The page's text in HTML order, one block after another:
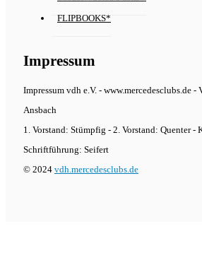
FLIPBOOKS*
Impressum
Impressum vdh e.V. - www.mercedesclubs.de
Ansbach
1. Vorstand: Stümpfig - 2. Vorstand: Quenter -
Schriftführung: Seifert
© 2024 vdh.mercedesclubs.de